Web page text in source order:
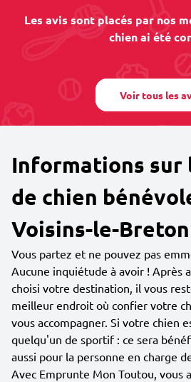
Les avis sont placés par nos
chien ai été
Voir tous les
Informations sur
de chien
Voisins-le-
Vous partez et ne pouvez pas
Aucune inquiétude à avoir ! Après
choisi votre destination, il vous
meilleur endroit où confier votre
vous accompagner. Si votre chien
quelqu'un de sportif : ce sera
aussi pour la personne en charge
Avec Emprunte Mon Toutou, vous